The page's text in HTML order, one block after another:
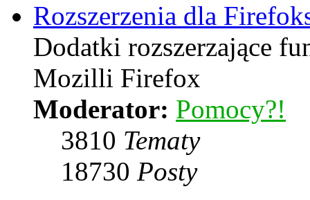
Rozszerzenia dla
Dodatki rozszerzające
Mozilli Firefox
Moderator: Pomocy?!
3810 Tematy
18730 Posty